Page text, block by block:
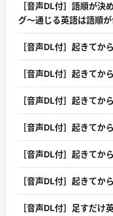
［音声DL付］語順が決
グ〜通じる英語は語順
［音声DL付］起きてか
［音声DL付］起きてか
［音声DL付］起きてか
［音声DL付］起きてか
［音声DL付］起きてか
［音声DL付］起きてか
［音声DL付］足すだけ